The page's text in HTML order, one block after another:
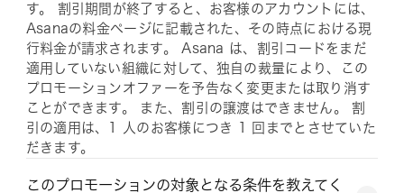
す。 割引期間が終了すると、お客様のアカウントには、
Asanaの料金ページに記載された、その時点における現
行料金が請求されます。 Asana は、割引コードをまだ
適用していない組織に対して、独自の裁量により、この
プロモーションオファーを予告なく変更または取り消す
ことができます。 また、割引の譲渡はできません。 割
引の適用は、1 人のお客様につき 1 回までとさせていた
だきます。
このプロモーションの対象となる条件を教えてく